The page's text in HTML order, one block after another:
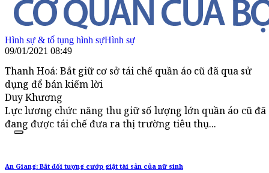
Hình sự & tố tụng hình sựHình sự
09/01/2021 08:49
Thanh Hoá: Bắt giữ cơ sở tái chế quần áo cũ đã qua sử
dụng để bán kiếm lời
Duy Khương
Lực lương chức năng thu giữ số lượng lớn quần áo cũ
đang được tái chế đưa ra thị trường tiêu thụ...
An Giang: Bắt đối tượng cướp giật tài sản của nữ sinh